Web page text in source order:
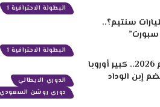
البطولة الاحترافية 1
البطولة الاحترافية 1
الوداد 6 مليارات سنتيم؟..
الدوري الايطالي
دوري روشن السعودي
بعد تألقه في كأس العالم 2026.. كبير أوروبا
الوداد